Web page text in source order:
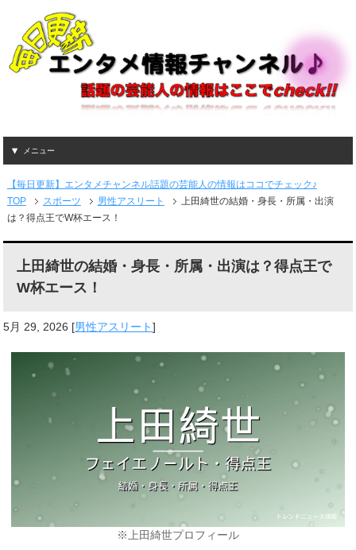
メニュー
【毎日更新】エンタメチャンネル話題の芸能人の情報はココでチェック♪
TOP
スポーツ 男性アスリート
上田綺世の結婚・身長・所属・出演
は？得点王でW杯エース！
上田綺世の結婚・身長・所属・出演は？得点王で
W杯エース！
5月 29, 2026 [男性アスリート]
※上田綺世プロフィール